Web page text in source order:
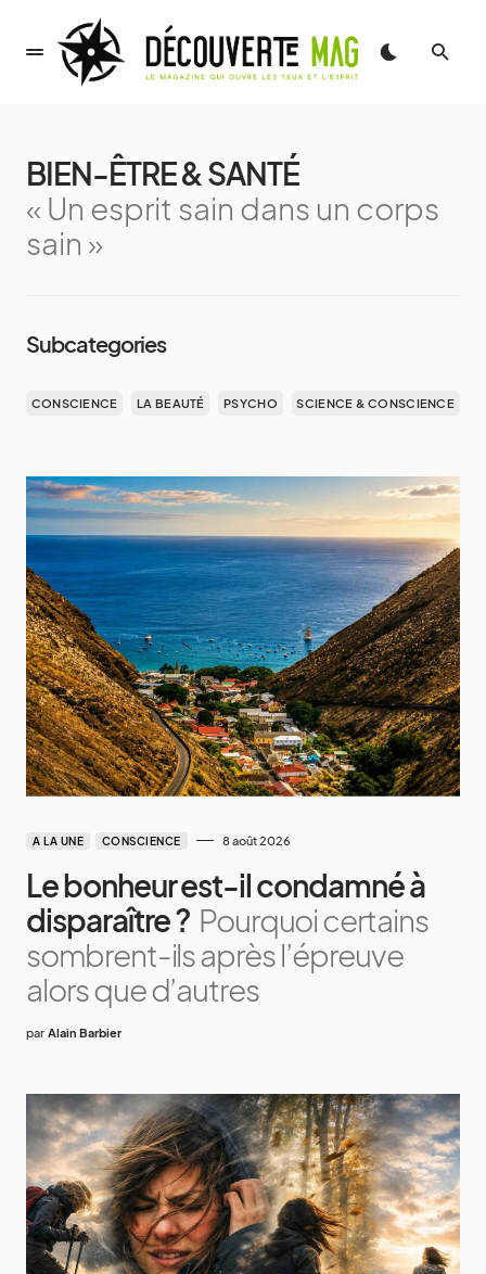
BIEN-ÊTRE & SANTÉ
« Un esprit sain dans un corps
sain »
Subcategories
CONSCIENCE LA BEAUTÉ PSYCHO SCIENCE & CONSCIENCE
A LA UNE CONSCIENCE 8 août 2026
Le bonheur est-il condamné à
disparaître ? Pourquoi certains
sombrent-ils après l’épreuve
alors que d’autres
par Alain Barbier